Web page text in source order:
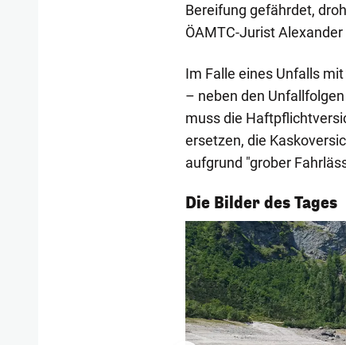
Bereifung gefährdet,
ÖAMTC-Jurist
Im Falle eines Unfalls
– neben den
muss die
ersetzen, die
aufgrund "grober
Die Bilder des Tages
1/55